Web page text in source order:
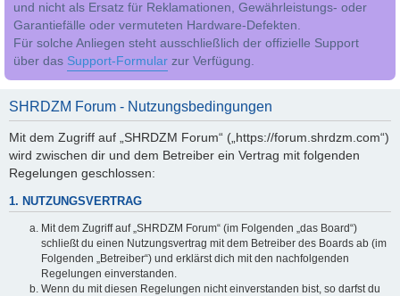
und nicht als Ersatz für Reklamationen, Gewährleistungs- oder
Garantiefälle oder vermuteten Hardware-Defekten.
Für solche Anliegen steht ausschließlich der offizielle Support
über das Support-Formular zur Verfügung.
SHRDZM Forum - Nutzungsbedingungen
Mit dem Zugriff auf „SHRDZM Forum“ („https://forum.shrdzm.com“)
wird zwischen dir und dem Betreiber ein Vertrag mit folgenden
Regelungen geschlossen:
1. NUTZUNGSVERTRAG
Mit dem Zugriff auf „SHRDZM Forum“ (im Folgenden „das Board“)
schließt du einen Nutzungsvertrag mit dem Betreiber des Boards ab (im
Folgenden „Betreiber“) und erklärst dich mit den nachfolgenden
Regelungen einverstanden.
Wenn du mit diesen Regelungen nicht einverstanden bist, so darfst du